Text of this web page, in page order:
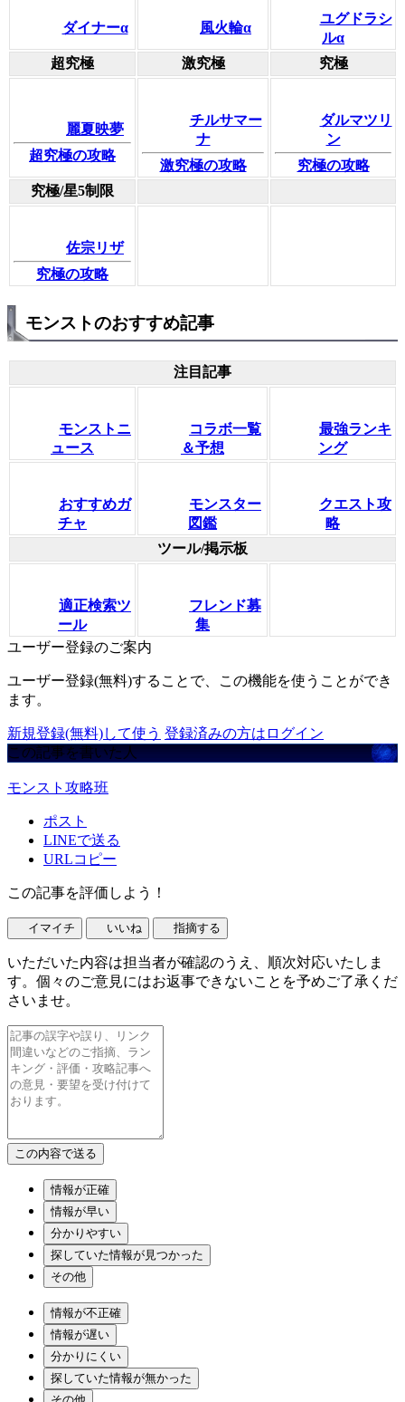
ダイナーα 風火輪α
ユグドラシ
ルα
超究極
激究極 究極
麗夏映夢
超究極の攻略
チルサマー
ナ
激究極の攻略
ダルマツリ
ン
究極の攻略
究極/星5制限
佐宗リザ
究極の攻略
モンストのおすすめ記事
注目記事
モンストニ
ュース
コラボ一覧
＆予想
最強ランキ
ング
おすすめガ
チャ
モンスター
図鑑
クエスト攻
略
ツール/掲示板
適正検索ツ
ール
フレンド募
集
ユーザー登録のご案内
ユーザー登録(無料)することで、この機能を使うことができ
ます。
新規登録(無料)して使う 登録済みの方はログイン
この記事を書いた人
モンスト攻略班
ポスト
LINEで送る
URLコピー
この記事を評価しよう！
イマイチ いいね 指摘する
いただいた内容は担当者が確認のうえ、順次対応いたしま
す。個々のご意見にはお返事できないことを予めご了承くだ
さいませ。
情報が正確
情報が早い
分かりやすい
探していた情報が見つかった
その他
情報が不正確
情報が遅い
分かりにくい
探していた情報が無かった